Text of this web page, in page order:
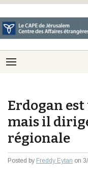
Erdogan
mais il
régionale
Posted by Freddy Eytan on